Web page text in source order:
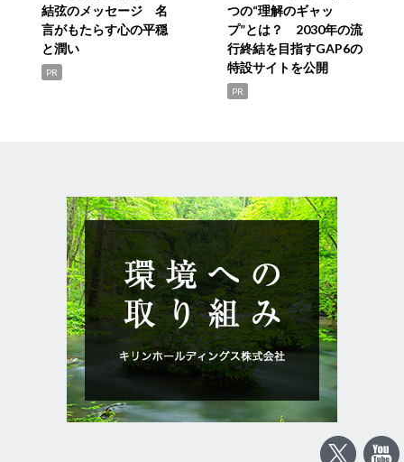
結弦のメッセージ 名
言がもたらす心の平穏
と潤い
PR
つの“理解のギャッ
プ”とは？ 2030年の流
行終結を目指すGAP6の
特設サイトを公開
PR